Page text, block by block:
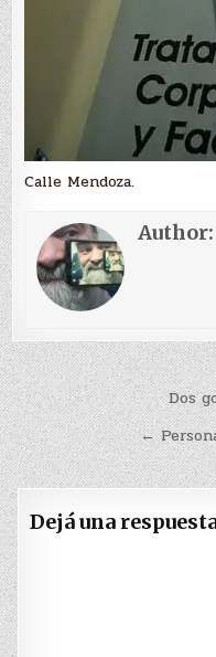
Calle Mendoza.
Navegación
de
entradas
Dos
←
Dejá una